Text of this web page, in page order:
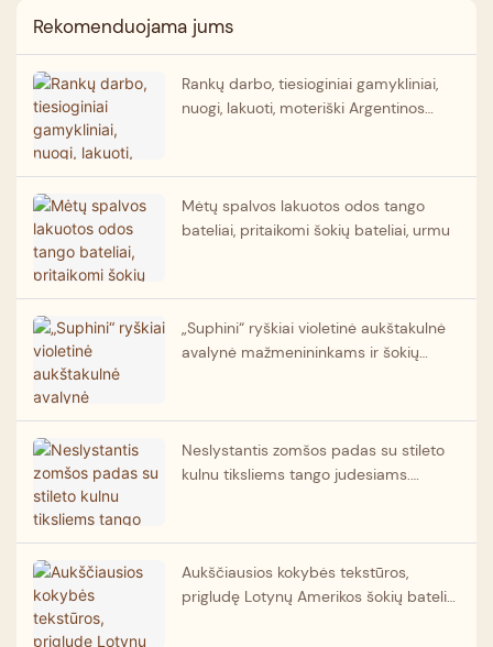
Rekomenduojama jums
Rankų darbo, tiesioginiai gamykliniai,
nuogi, lakuoti, moteriški Argentinos
Mėtų spalvos lakuotos odos tango
bateliai, pritaikomi šokių bateliai, urmu
„Suphini“ ryškiai violetinė aukštakulnė
avalynė mažmenininkams ir šokių
Neslystantis zomšos padas su stileto
kulnu tiksliems tango judesiams.
Aukščiausios kokybės tekstūros,
prigludę Lotynų Amerikos šokių bateliai